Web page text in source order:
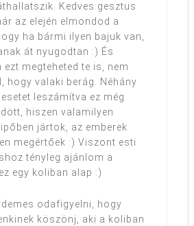
Kedves gesztus
az elején elmondod a
ha bármi ilyen bajuk van,
át nyugodtan :) És
ezt megteheted te is, nem
hogy valaki berág. Néhány
leszámítva ez még
hiszen valamilyen
jártok, az emberek
megértőek :) Viszont esti
tényleg ajánlom a
egy koliban alap :)
odafigyelni, hogy
köszönj, aki a koliban